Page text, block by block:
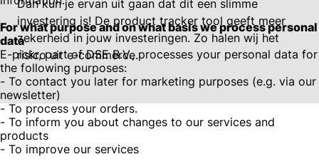
Dan kun je ervan uit gaan dat dit een slimme
investering is! De product tracker tool geeft meer
zekerheid in jouw investeringen. Zo halen wij het
risico uit e-commerce.
For what purpose and on what basis we process personal
data
E-pickr, part of DSE B.V., processes your personal data for
the following purposes:
- To contact you later for marketing purposes (e.g. via our
newsletter)
- To process your orders.
- To inform you about changes to our services and
products
- To improve our services